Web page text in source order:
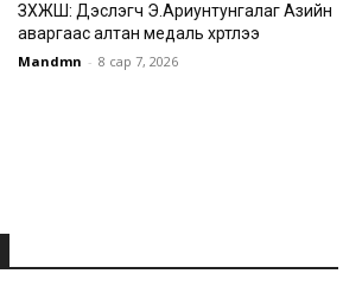
ЗХЖШ: Дэслэгч Э.Ариунтунгалаг Азийн
аваргаас алтан медаль хүртлээ
Mandmn - 8 сар 7, 2026